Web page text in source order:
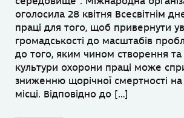
оголосила 28 квітня Всесвітнім
праці для того, щоб привернути
громадськості до масштабів
до того, яким чином створення та
культури охорони праці може
зниженню щорічної смертності
місці. Відповідно до […]